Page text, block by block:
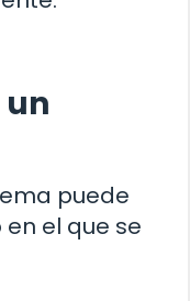
un
puede
el que se